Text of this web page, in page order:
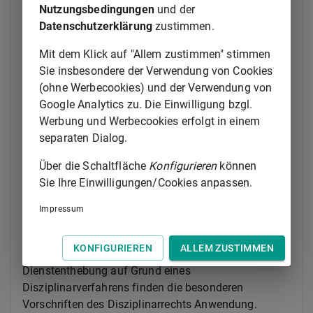
unentschuldigten Fernbleibens vom Dienst nach dem
Bayerischen Besoldungsgesetz den Anspruch auf
Bezüge, so wird dadurch eine disziplinarische
Verfolgung nicht ausgeschlossen.
1In allen übrigen Fällen, in denen der Beamte oder
die Beamtin außer Dienst gestellt worden ist, können
ein anderes Einkommen oder ein beamtenrechtlicher
Unterhaltsbeitrag, die infolge der unterbliebenen
Dienstleistung für diesen Zeitraum erzielt werden
konnten, auf die Leistungen des Dienstherrn
Beamte oder die Beamtin ist zur Auskunft
verpflichtet.3In den Fällen einer vorläufigen
Dienstenthebung auf Grund eines
Disziplinarverfahrens finden die besonderen
Vorschriften des Disziplinarrechts Anwendung.
Nutzungsbedingungenund der
Datenschutzerklärung zustimmen.
Mit dem Klick auf "Allem zustimmen" stimmen
Sie insbesondere der Verwendung von Cookies
(ohne Werbecookies) und der Verwendung von
Google Analytics zu. Die Einwilligung bzgl.
Werbung und Werbecookies erfolgt in einem
separaten Dialog.
Über die Schaltfläche Konfigurierenkönnen
Sie Ihre Einwilligungen/Cookies anpassen.
Impressum
KONFIGURIEREN ALLEM ZUSTIMMEN